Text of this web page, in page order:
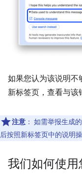
如果您认为该说明不
新标签页，查看与该
注意 ： 如需举报生成
后按照新标签页中的说明操
我们如何使用